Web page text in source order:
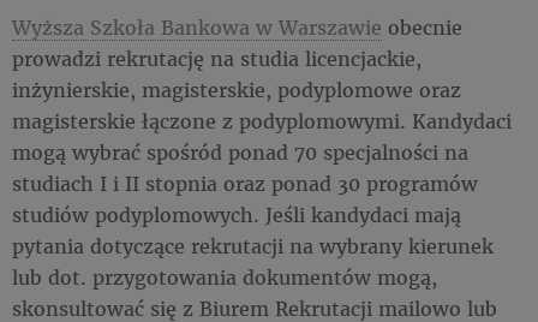
Wyższa Szkoła Bankowa w Warszawie obecnie
prowadzi rekrutację na studia licencjackie,
inżynierskie, magisterskie, podyplomowe oraz
magisterskie łączone z podyplomowymi. Kandydaci
mogą wybrać spośród ponad 70 specjalności na
studiach I i II stopnia oraz ponad 30 programów
studiów podyplomowych. Jeśli kandydaci mają
pytania dotyczące rekrutacji na wybrany kierunek
lub dot. przygotowania dokumentów mogą,
skonsultować się z Biurem Rekrutacji mailowo lub